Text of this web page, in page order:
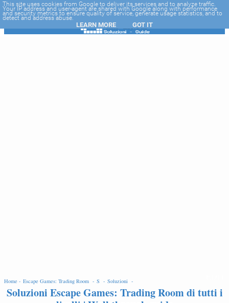
-->
Home - Escape Games: Trading Room - S - Soluzioni -
Soluzioni Escape Games: Trading Room di tutti i
This site uses cookies from Google to deliver its services and to analyze traffic.
Your IP address and user-agent are shared with Google along with performance
and security metrics to ensure quality of service, generate usage statistics, and to
detect and address abuse.
LEARN MORE GOT IT